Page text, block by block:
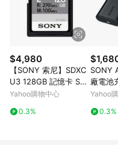
無法進行 LINE POINTS 回饋。 (5) LINE 購物為購物資訊整合性
平台，商品資料更新會有時間
位、贈品與台灣樂天市場銷售
(6) 導購訂單已逾 365 天，根
不符合回饋資格。 (7) 若上述或其他原因，致使消費者無接收到
點數回饋或點數回饋有爭議，
追訴之權利，活動詳情以樂天
$4,980
【SONY 索尼】SDXC
U3 128GB 記憶卡 SF-
E128A
Yahoo購物中心
0.3%
SONY
廠電池
Yahoo
0.3%